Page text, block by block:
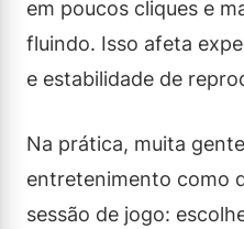
em poucos cliques e
fluindo. Isso afeta
e estabilidade de
Na prática, muita
entretenimento como
sessão de jogo: